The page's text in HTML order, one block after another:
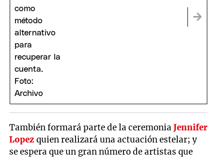
También formará parte de la ceremoniaJennifer
Lopez quien realizará una actuación estelar; y
se espera que un gran número de artistas que